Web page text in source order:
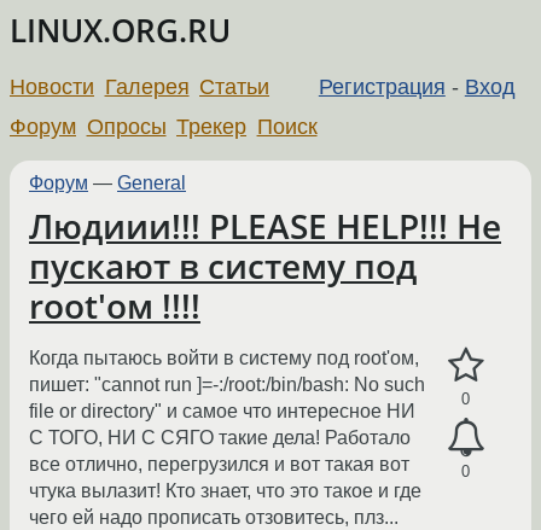
LINUX.ORG.RU
Регистрация - Вход
Новости Галерея Статьи
Форум Опросы Трекер Поиск
Форум — General
Людиии!!! PLEASE HELP!!! Не
пускают в систему под
root'ом !!!!
0
0
Когда пытаюсь войти в систему под root'ом,
пишет: "cannot run ]=-:/root:/bin/bash: No such
file or directory" и самое что интересное НИ
С ТОГО, НИ С СЯГО такие дела! Работало
все отлично, перегрузился и вот такая вот
чтука вылазит! Кто знает, что это такое и где
чего ей надо прописать отзовитесь, плз...